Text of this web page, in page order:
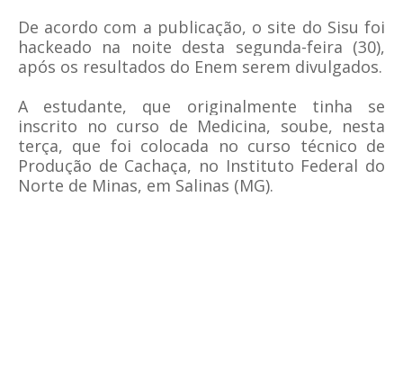
De acordo com a publicação, o site do Sisu foi
hackeado na noite desta segunda-feira (30),
após os resultados do Enem serem divulgados.
A estudante, que originalmente tinha se
inscrito no curso de Medicina, soube, nesta
terça, que foi colocada no curso técnico de
Produção de Cachaça, no Instituto Federal do
Norte de Minas, em Salinas (MG).